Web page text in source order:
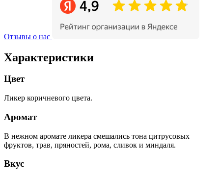
Отзывы о нас
Характеристики
Цвет
Ликер коричневого цвета.
Аромат
В нежном аромате ликера смешались тона цитрусовых
фруктов, трав, пряностей, рома, сливок и миндаля.
Вкус